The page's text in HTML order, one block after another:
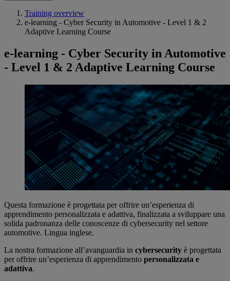
Training overview
e-learning - Cyber Security in Automotive - Level 1 & 2
Adaptive Learning Course
e-learning - Cyber Security in Automotive
- Level 1 & 2 Adaptive Learning Course
Questa formazione è progettata per offrire un’esperienza di
apprendimento personalizzata e adattiva, finalizzata a sviluppare una
solida padronanza delle conoscenze di cybersecurity nel settore
automotive. Lingua inglese.
La nostra formazione all’avanguardia in cybersecurity è progettata
per offrire un’esperienza di apprendimento personalizzata e
adattiva.